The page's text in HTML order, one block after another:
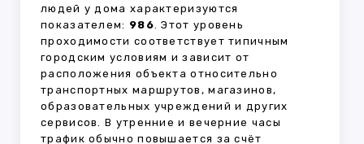
людей у дома характеризуются
показателем: 986. Этот уровень
проходимости соответствует типичным
городским условиям и зависит от
расположения объекта относительно
транспортных маршрутов, магазинов,
образовательных учреждений и других
сервисов. В утренние и вечерние часы
трафик обычно повышается за счёт